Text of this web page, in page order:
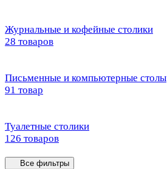
Журнальные и кофейные столики
28 товаров
Письменные и компьютерные столы
91 товар
Туалетные столики
126 товаров
Все фильтры